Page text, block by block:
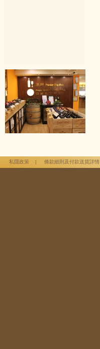
私隱政策 | 條款細則及付款送貨詳情